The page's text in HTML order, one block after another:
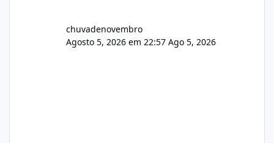
chuvadenovembro
Agosto 5, 2026 em 22:57 Ago 5, 2026